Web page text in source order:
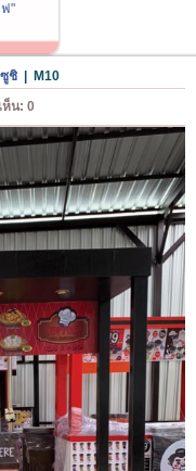
ฟ"
ซูชิ
M10
ห็น: 0